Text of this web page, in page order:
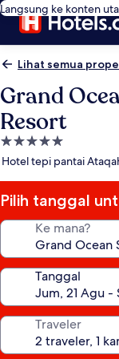
Langsung ke konten
Lihat semua
Grand
Resort
Properti
bintang
Hotel tepi pantai
Pilih tanggal
Ke mana?
Tanggal
Traveler